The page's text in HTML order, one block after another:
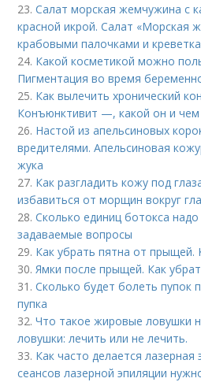
23.Салат морская жемчужина с
красной икрой. Салат «Морская
крабовыми палочками и
24. Какой косметикой можно
Пигментация во время
25. Как вылечить хронический
Конъюнктивит —, какой он и чем
26. Настой из апельсиновых
вредителями. Апельсиновая
жука
27. Как разгладить кожу под
избавиться от морщин вокруг
28.Сколько единиц ботокса
задаваемые вопросы
29. Как убрать пятна от прыщей.
30.Ямки после прыщей. Как
31.Сколько будет болеть пупок
пупка
32.Что такое жировые ловушки
ловушки: лечить или не лечить.
33. Как часто делается лазерная
сеансов лазерной эпиляции